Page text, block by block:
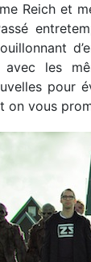
Reich et
avec les
on vous